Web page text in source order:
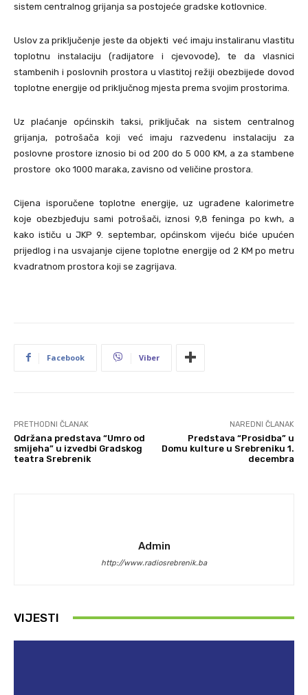
sistem centralnog grijanja sa postojeće gradske kotlovnice.
Uslov za priključenje jeste da objekti već imaju instaliranu vlastitu
toplotnu instalaciju (radijatore i cjevovode), te da vlasnici
stambenih i poslovnih prostora u vlastitoj režiji obezbijede dovod
toplotne energije od priključnog mjesta prema svojim prostorima.
Uz plaćanje općinskih taksi, priključak na sistem centralnog
grijanja, potrošača koji već imaju razvedenu instalaciju za
poslovne prostore iznosio bi od 200 do 5 000 KM, a za stambene
prostore oko 1000 maraka, zavisno od veličine prostora.
Cijena isporučene toplotne energije, uz ugrađene kalorimetre
koje obezbjeđuju sami potrošači, iznosi 9,8 feninga po kwh, a
kako ističu u JKP 9. septembar, općinskom vijeću biće upućen
prijedlog i na usvajanje cijene toplotne energije od 2 KM po metru
kvadratnom prostora koji se zagrijava.
Facebook Viber
PRETHODNI ČLANAK
Održana predstava “Umro od
smijeha” u izvedbi Gradskog
teatra Srebrenik
NAREDNI ČLANAK
Predstava “Prosidba” u
Domu kulture u Srebreniku 1.
decembra
Admin
http://www.radiosrebrenik.ba
VIJESTI